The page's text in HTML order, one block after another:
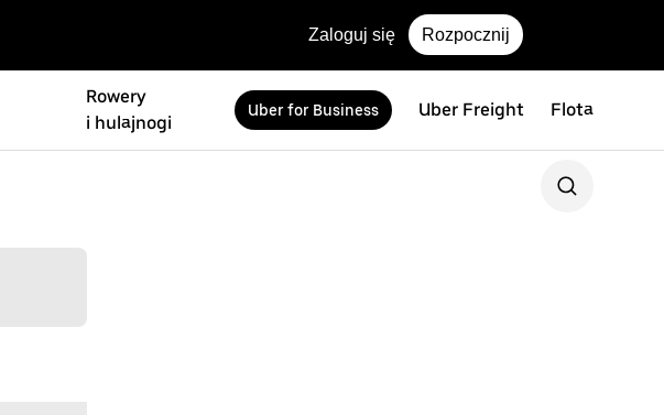
Zaloguj się Rozpocznij
Rowery
i hulajnogi
Uber for Business Uber Freight Flota